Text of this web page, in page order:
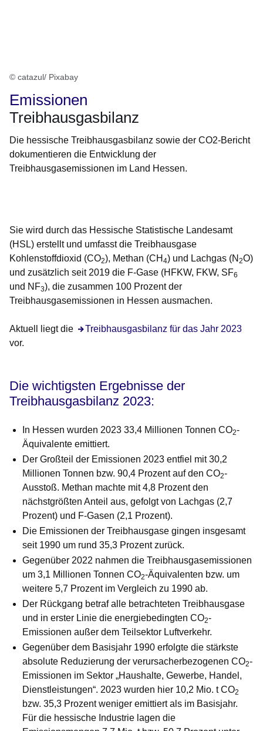
© catazul/ Pixabay
Emissionen
Treibhausgasbilanz
Die hessische Treibhausgasbilanz sowie der CO2-Bericht
dokumentieren die Entwicklung der
Treibhausgasemissionen im Land Hessen.
Sie wird durch das Hessische Statistische Landesamt
(HSL) erstellt und umfasst die Treibhausgase
Kohlenstoffdioxid (CO2), Methan (CH 4) und Lachgas (N 2O)
und zusätzlich seit 2019 die F-Gase (HFKW, FKW, SF6
und NF3), die zusammen 100 Prozent der
Treibhausgasemissionen in Hessen ausmachen.
Aktuell liegt die
Treibhausgasbilanz für das Jahr 2023
vor.
Die wichtigsten Ergebnisse der
Treibhausgasbilanz 2023:
In Hessen wurden 2023 33,4 Millionen Tonnen CO2-
Äquivalente emittiert.
Der Großteil der Emissionen 2023 entfiel mit 30,2
Millionen Tonnen bzw. 90,4 Prozent auf den CO2-
Ausstoß. Methan machte mit 4,8 Prozent den
nächstgrößten Anteil aus, gefolgt von Lachgas (2,7
Prozent) und F-Gasen (2,1 Prozent).
Die Emissionen der Treibhausgase gingen insgesamt
seit 1990 um rund 35,3 Prozent zurück.
Gegenüber 2022 nahmen die Treibhausgasemissionen
um 3,1 Millionen Tonnen CO2-Äquivalenten bzw. um
weitere 5,7 Prozent im Vergleich zu 1990 ab.
Der Rückgang betraf alle betrachteten Treibhausgase
und in erster Linie die energiebedingten CO2-
Emissionen außer dem Teilsektor Luftverkehr.
Gegenüber dem Basisjahr 1990 erfolgte die stärkste
absolute Reduzierung der verursacherbezogenen CO2-
Emissionen im Sektor „Haushalte, Gewerbe, Handel,
Dienstleistungen“. 2023 wurden hier 10,2 Mio. t CO2
bzw. 35,3 Prozent weniger emittiert als im Basisjahr.
Für die hessische Industrie lagen die